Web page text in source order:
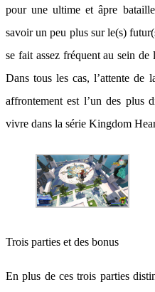
pour une ultime et âpre
savoir un peu plus sur le(s)
se fait assez fréquent au sein de
Dans tous les cas, l’attente de
affrontement est l’un des plus
vivre dans la série Kingdom
Trois parties et des bonus
En plus de ces trois parties